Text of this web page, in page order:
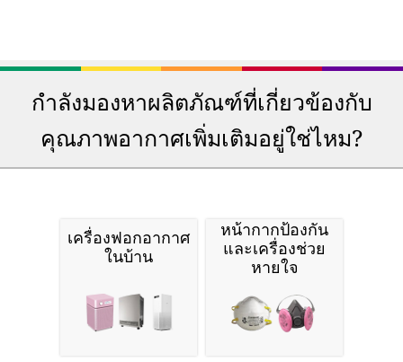
กำลังมองหาผลิตภัณฑ์ที่เกี่ยวข้องกับ
คุณภาพอากาศเพิ่มเติมอยู่ใช่ไหม?
เครื่องฟอกอากาศ
ในบ้าน
หน้ากากป้องกัน
และเครื่องช่วย
หายใจ